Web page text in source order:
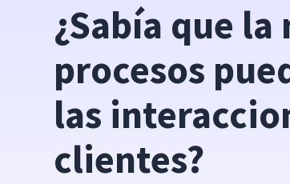
¿Sabía que
procesos
las
clientes?